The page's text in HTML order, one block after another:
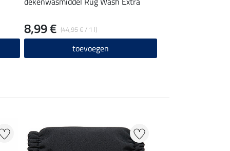
(44,95 € / 1 l)
8,99 €
toevoegen